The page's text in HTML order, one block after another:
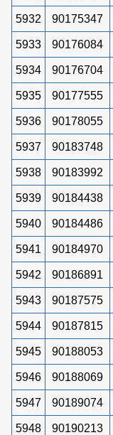
5932 90175347
5933 90176084
5934 90176704
5935 90177555
5936 90178055
5937 90183748
5938 90183992
5939 90184438
5940 90184486
5941 90184970
5942 90186891
5943 90187575
5944 90187815
5945 90188053
5946 90188069
5947 90189074
5948 90190213